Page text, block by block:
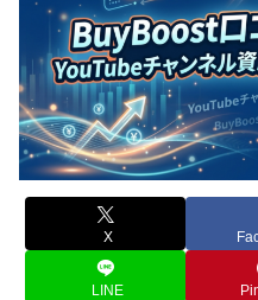
X
LINE